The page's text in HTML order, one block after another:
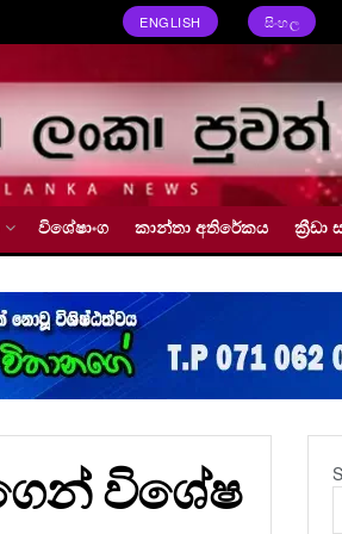
ENGLISH සිංහල
විශේෂාංග කාන්තා අතිරේකය ක්‍රීඩා
විශේෂ